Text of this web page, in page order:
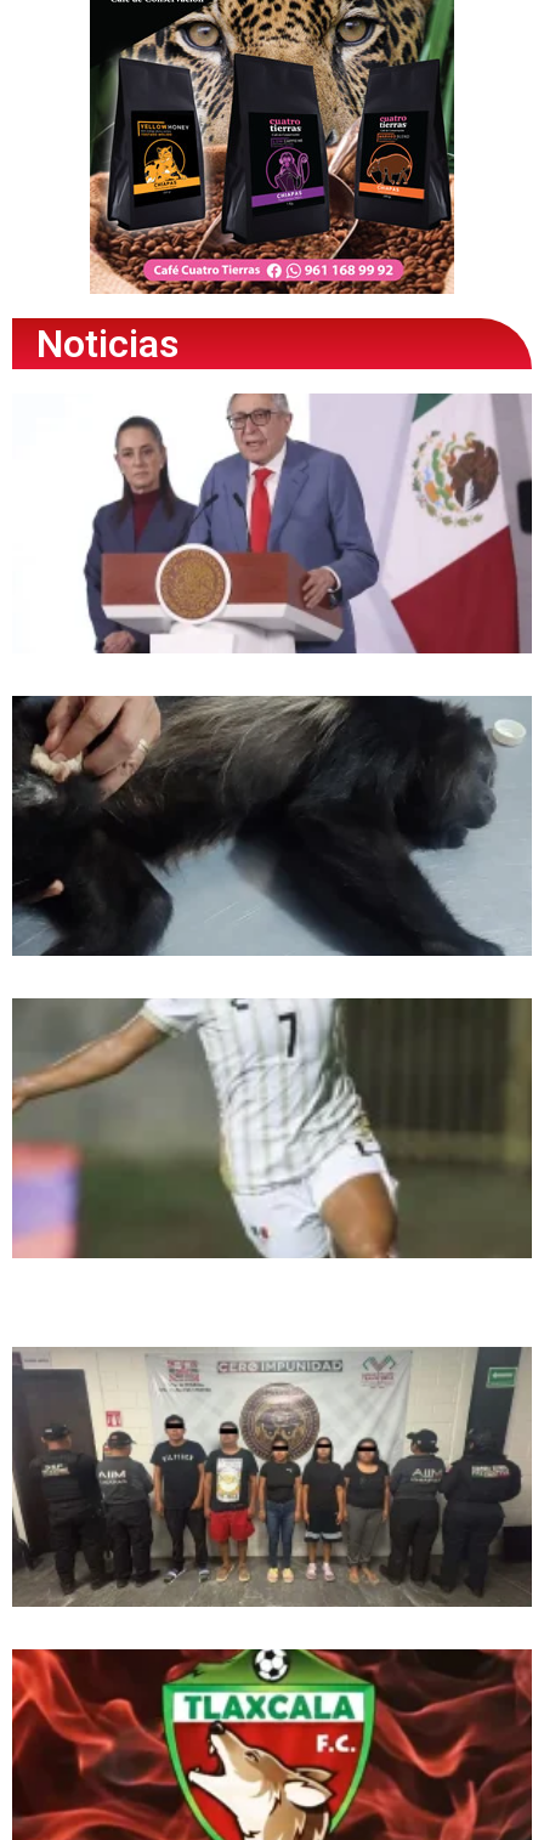
Noticias